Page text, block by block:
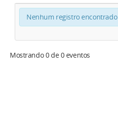
Nenhum registro encontrado
Mostrando 0 de 0 eventos